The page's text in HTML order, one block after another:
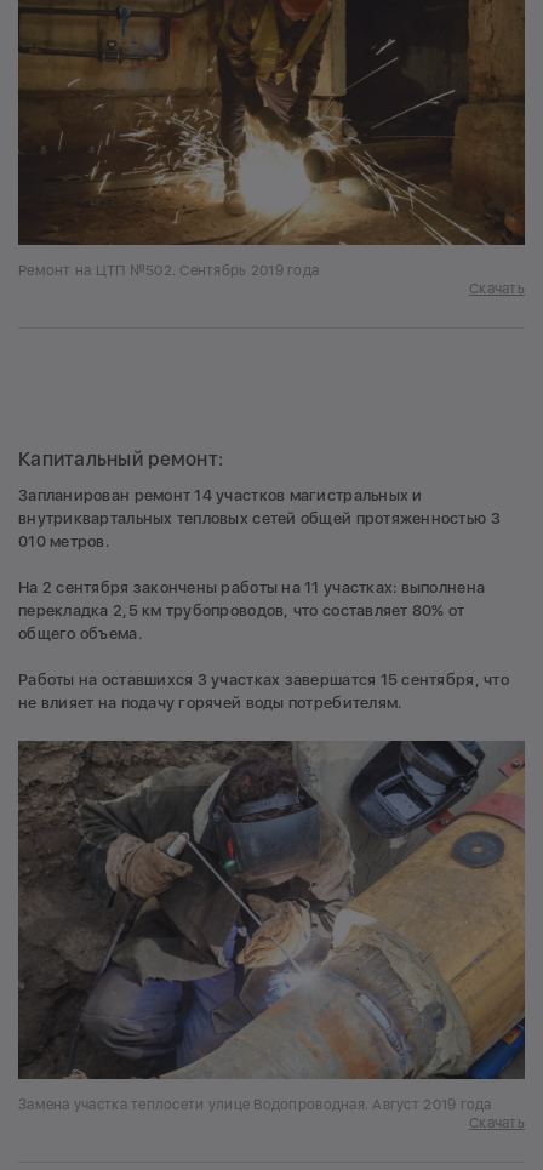
Ремонт на ЦТП №502. Сентябрь 2019 года
Скачать
Капитальный ремонт:
Запланирован ремонт 14 участков магистральных и
внутриквартальных тепловых сетей общей протяженностью 3
010 метров.
На 2 сентября закончены работы на 11 участках: выполнена
перекладка 2,5 км трубопроводов, что составляет 80% от
общего объема.
Работы на оставшихся 3 участках завершатся 15 сентября, что
не влияет на подачу горячей воды потребителям.
Замена участка теплосети улице Водопроводная. Август 2019 года
Скачать